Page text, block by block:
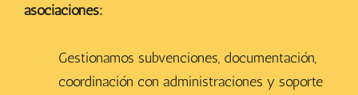
asociaciones:
Gestionamos subvenciones, documentación,
coordinación con administraciones y soporte